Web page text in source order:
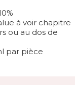
à voir chapitre
ou au dos de
par pièce